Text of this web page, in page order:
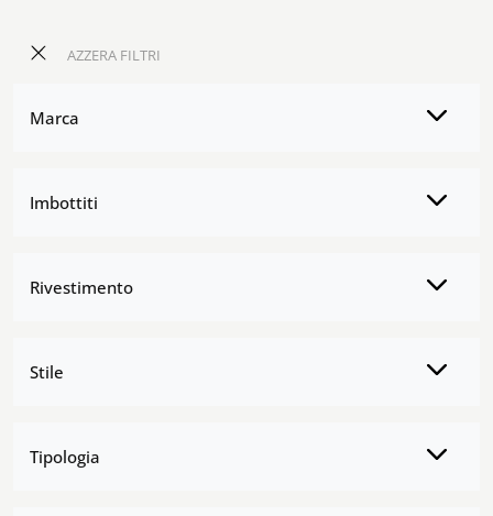
AZZERA FILTRI
Marca
Imbottiti
Rivestimento
Stile
Tipologia